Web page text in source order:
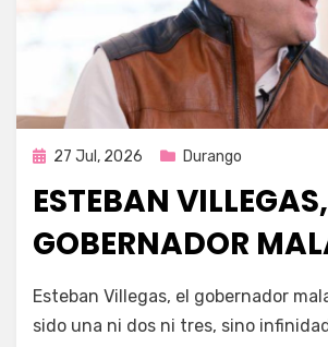
Publicada
27 Jul, 2026 Durango
ESTEBAN
GOBERNADOR
por Fernando Miranda Servín
Esteban Villegas, el gobernador
sido una ni dos ni tres, sino